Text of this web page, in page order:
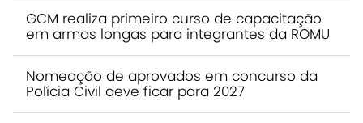
GCM realiza primeiro curso de capacitação
em armas longas para integrantes da ROMU
Nomeação de aprovados em concurso da
Polícia Civil deve ficar para 2027